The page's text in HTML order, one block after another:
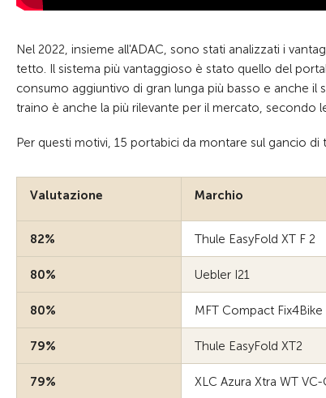
Nel 2022, insieme all'ADAC, sono stati analizzati i
tetto. Il sistema più vantaggioso è stato quello del
consumo aggiuntivo di gran lunga più basso e anche
traino è anche la più rilevante per il mercato,
Per questi motivi, 15 portabici da montare sul gancio
Valutazione Marchio
82% Thule EasyFold XT F 2
80% Uebler I21
80% MFT Compact Fix4Bike
79% Thule EasyFold XT2
79% XLC Azura Xtra WT VC-